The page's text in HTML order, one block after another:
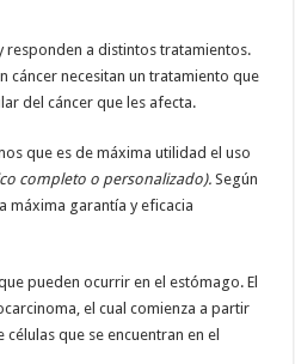
responden a distintos tratamientos.
cáncer necesitan un tratamiento que
del cáncer que les afecta.
que es de máxima utilidad el uso
completo o personalizado).Según
máxima garantía y eficacia
pueden ocurrir en el estómago. El
el cual comienza a partir
que se encuentran en el